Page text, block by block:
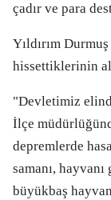
çadır ve para
Yıldırım
hissettiklerinin
"Devletimiz
İlçe
depremlerde
samanı,
büyükbaş